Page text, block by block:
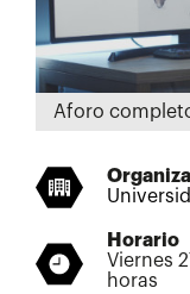
Aforo
Horario
Viernes
horas